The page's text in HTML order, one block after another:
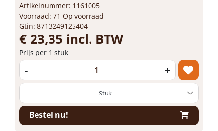
Artikelnummer: 1161005
Voorraad: 71 Op voorraad
Gtin: 8713249125404
€ 23,35 incl. BTW
Prijs per 1 stuk
- +
Bestel nu!